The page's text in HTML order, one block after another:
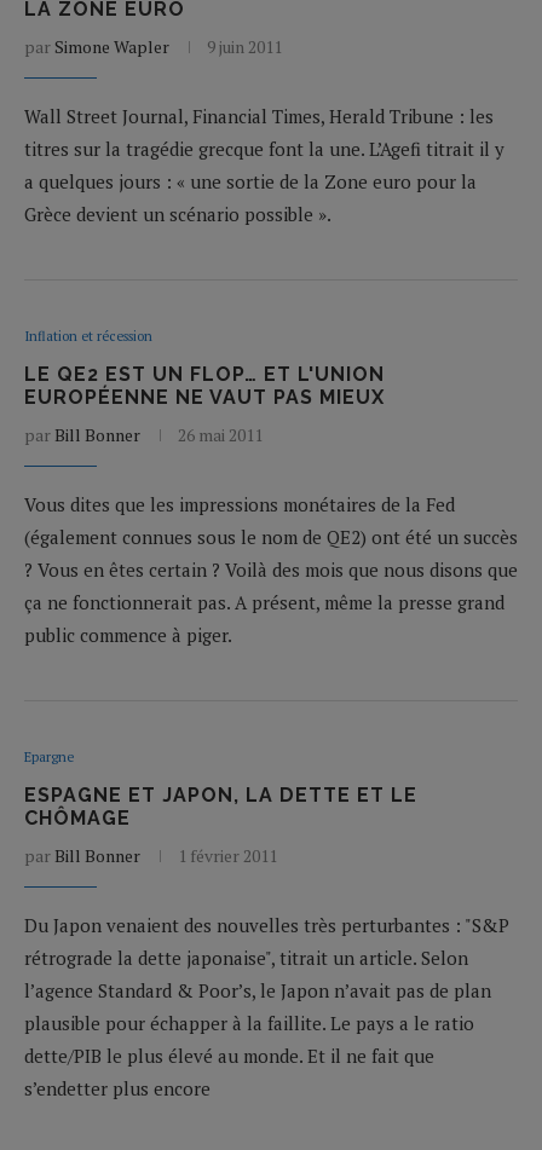
LA ZONE EURO
par Simone Wapler 9 juin 2011
Wall Street Journal, Financial Times, Herald Tribune : les
titres sur la tragédie grecque font la une. L’Agefi titrait il y
a quelques jours : « une sortie de la Zone euro pour la
Grèce devient un scénario possible ».
Inflation et récession
LE QE2 EST UN FLOP… ET L'UNION
EUROPÉENNE NE VAUT PAS MIEUX
par Bill Bonner 26 mai 2011
Vous dites que les impressions monétaires de la Fed
(également connues sous le nom de QE2) ont été un succès
? Vous en êtes certain ? Voilà des mois que nous disons que
ça ne fonctionnerait pas. A présent, même la presse grand
public commence à piger.
Epargne
ESPAGNE ET JAPON, LA DETTE ET LE
CHÔMAGE
par Bill Bonner 1 février 2011
Du Japon venaient des nouvelles très perturbantes : "S&P
rétrograde la dette japonaise", titrait un article. Selon
l’agence Standard & Poor’s, le Japon n’avait pas de plan
plausible pour échapper à la faillite. Le pays a le ratio
dette/PIB le plus élevé au monde. Et il ne fait que
s’endetter plus encore